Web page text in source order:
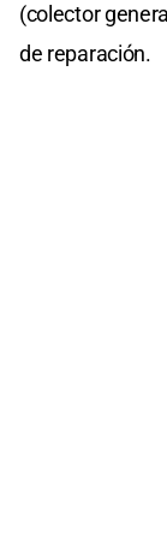
(colector
de reparación.